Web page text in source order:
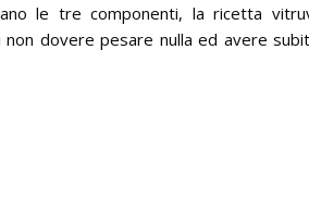
le tre componenti, la ricetta
dovere pesare nulla ed avere